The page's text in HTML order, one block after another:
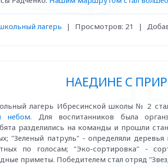
лагерь | Просмотров: 21 |
НАЕДИНЕ С
лагерь Ибресинской школы № 2
небом. Для воспитанников была
разделились на команды и прошли
"Зеленый патруль" - определяли
по голосам; "Эко-сортировка" -
приметы. Победителем стал отряд